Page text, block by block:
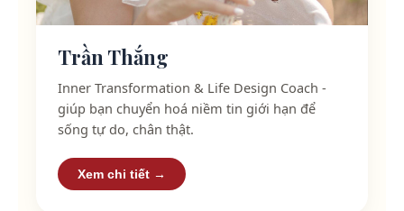
Trần Thắng
Inner Transformation & Life Design Coach -
giúp bạn chuyển hoá niềm tin giới hạn để
sống tự do, chân thật.
Xem chi tiết →